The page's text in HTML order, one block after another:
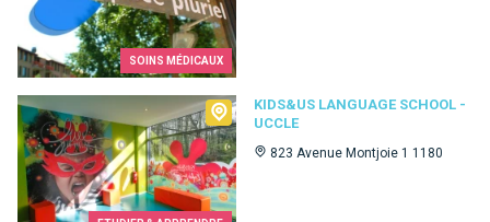
SOINS MÉDICAUX
KIDS&US LANGUAGE SCHOOL -
UCCLE
823 Avenue Montjoie 1 1180
Kids&Us language school - Uccle